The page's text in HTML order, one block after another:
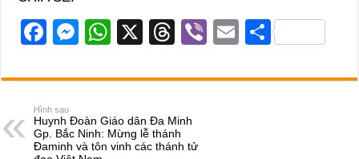
F
c
e
b
M
ss
n
W
at
A
X
T
e
d
Vi
er
E
ail
S
ar
Hình sau
Huynh Đoàn Giáo dân Đa Minh
Gp. Bắc Ninh: Mừng lễ thánh
Đaminh và tôn vinh các thánh tử